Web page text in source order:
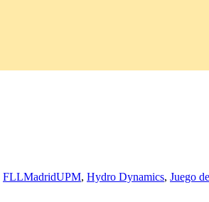
FLLMadridUPM, Hydro Dynamics, Juego